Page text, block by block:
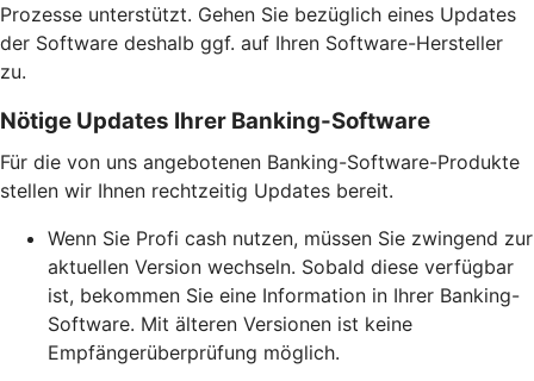
Prozesse unterstützt. Gehen Sie bezüglich eines Updates
der Software deshalb ggf. auf Ihren Software-Hersteller
zu.
Nötige Updates Ihrer Banking-Software
Für die von uns angebotenen Banking-Software-Produkte
stellen wir Ihnen rechtzeitig Updates bereit.
Wenn Sie Profi cash nutzen, müssen Sie zwingend zur
aktuellen Version wechseln. Sobald diese verfügbar
ist, bekommen Sie eine Information in Ihrer Banking-
Software. Mit älteren Versionen ist keine
Empfängerüberprüfung möglich.